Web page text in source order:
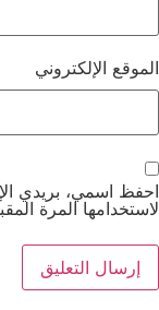
الموقع الإلكتروني
احفظ اسمي، بريدي
لاستخدامها المرة